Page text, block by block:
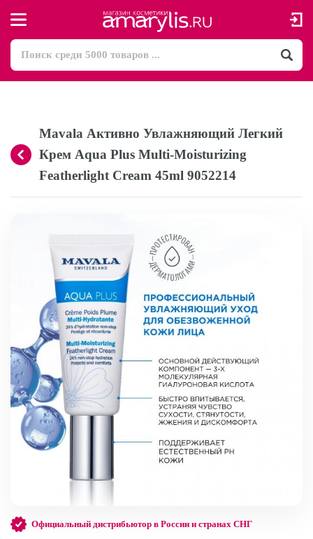
Mavala Активно Увлажняющий Легкий
Крем Aqua Plus Multi-Moisturizing
Featherlight Cream 45ml 9052214
Официальный дистрибьютор в России и странах СНГ